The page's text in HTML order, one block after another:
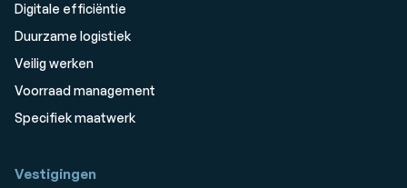
Digitale efficiëntie
Duurzame logistiek
Veilig werken
Voorraad management
Specifiek maatwerk
Vestigingen